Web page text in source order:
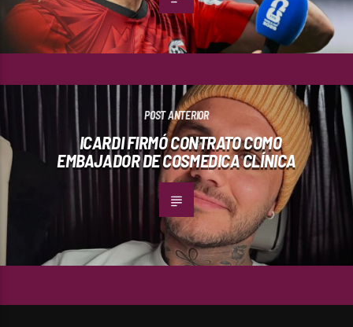
POST ANTERIOR
ICARDI FIRMÓ CONTRATO COMO
EMBAJADOR DE COSMEDICA CLÍNICA